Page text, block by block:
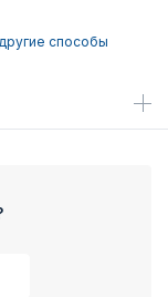
другие способы